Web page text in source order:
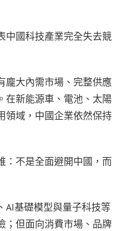
中國科技產業完全失去競
龐大內需市場、完整供應
在新能源車、電池、太陽
領域，中國企業依然保持
：不是全面避開中國，而
AI基礎模型與量子科技等
；但面向消費市場、品牌